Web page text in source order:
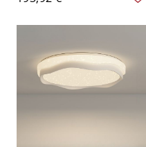
Conexión Eléctrica Directa
para Dormitorio Principal,
Marcha (Luz
Cálida/Blanca/Neutra
Regulable)